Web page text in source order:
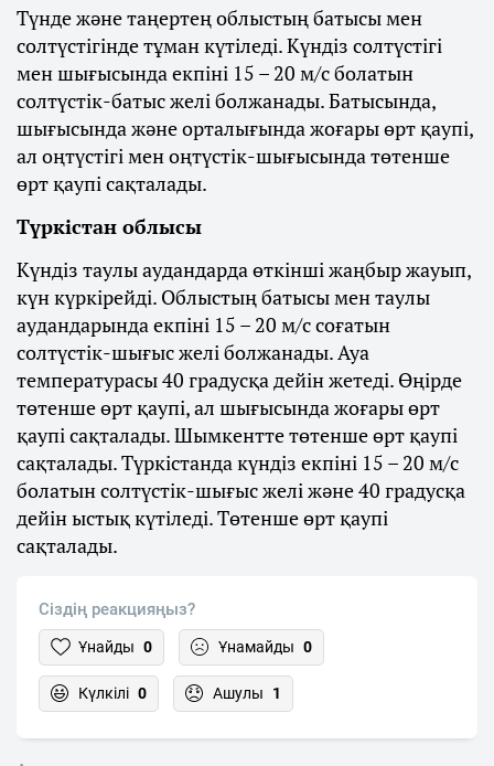
Түнде және таңертең облыстың батысы мен
солтүстігінде тұман күтіледі. Күндіз солтүстігі
мен шығысында екпіні 15 – 20 м/с болатын
солтүстік-батыс желі болжанады. Батысында,
шығысында және орталығында жоғары өрт қаупі,
ал оңтүстігі мен оңтүстік-шығысында төтенше
өрт қаупі сақталады.
Түркістан облысы
Күндіз таулы аудандарда өткінші жаңбыр жауып,
күн күркірейді. Облыстың батысы мен таулы
аудандарында екпіні 15 – 20 м/с соғатын
солтүстік-шығыс желі болжанады. Ауа
температурасы 40 градусқа дейін жетеді. Өңірде
төтенше өрт қаупі, ал шығысында жоғары өрт
қаупі сақталады. Шымкентте төтенше өрт қаупі
сақталады. Түркістанда күндіз екпіні 15 – 20 м/с
болатын солтүстік-шығыс желі және 40 градусқа
дейін ыстық күтіледі. Төтенше өрт қаупі
сақталады.
Сіздің реакцияңыз?
Ұнайды 0 Ұнамайды 0
Күлкілі 0 Ашулы 1